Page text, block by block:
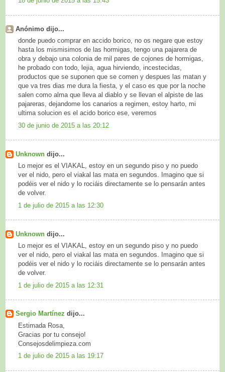
Anónimo dijo...
donde puedo comprar en accido borico, no os negare que estoy
hasta los mismisimos de las hormigas, tengo una pajarera de
obra y debajo una colonia de mil pares de cojones de hormigas,
he probado con todo, lejia, agua hirviendo, incestecidas,
productos que se suponen que se comen y despues las matan y
que va tres dias me dura la fiesta, y el caso es que por la noche
salen como alma que lleva al diablo y se llevan el alpiste de las
pajareras, dejandome los canarios a regimen, estoy harto, mi
ultima solucion es el acido borico ese, veremos
30 de junio de 2015 a las 20:12
Unknown dijo...
Lo mejor es el VIAKAL, estoy en un segundo piso y no puedo
ver el nido, pero el viakal las mata en segundos. Imagino que si
podéis ver el nido y lo rociáis directamente se lo pensarán antes
de volver.
1 de julio de 2015 a las 12:30
Unknown dijo...
Lo mejor es el VIAKAL, estoy en un segundo piso y no puedo
ver el nido, pero el viakal las mata en segundos. Imagino que si
podéis ver el nido y lo rociáis directamente se lo pensarán antes
de volver.
1 de julio de 2015 a las 12:31
Sergio Martínez dijo...
Estimada Rosa,
Gracias por tu consejo!
Consejosdelimpieza.com
1 de julio de 2015 a las 19:17